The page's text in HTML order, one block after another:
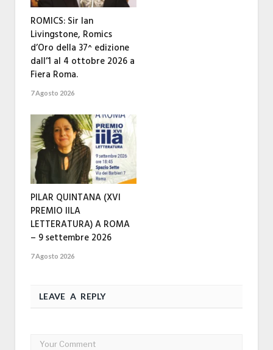
ROMICS: Sir Ian
Livingstone, Romics
d’Oro della 37^ edizione
dall’1 al 4 ottobre 2026 a
Fiera Roma.
7 Agosto 2026
PILAR QUINTANA (XVI
PREMIO IILA
LETTERATURA) A ROMA
– 9 settembre 2026
7 Agosto 2026
LEAVE A REPLY